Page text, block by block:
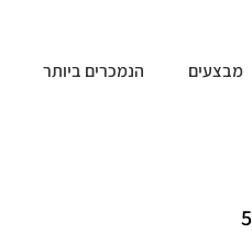
מבצעים הנמכרים ביותר